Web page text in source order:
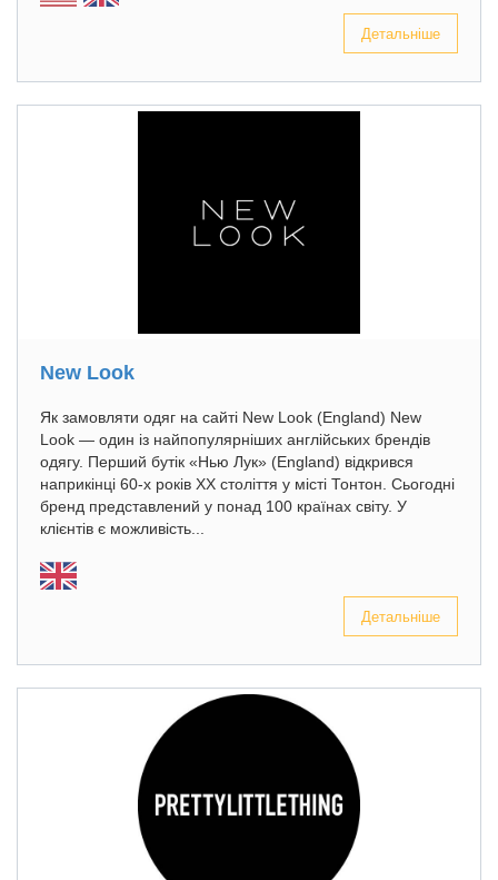
Детальніше
New Look
Як замовляти одяг на сайті New Look (England) New
Look — один із найпопулярніших англійських брендів
одягу. Перший бутік «Нью Лук» (England) відкрився
наприкінці 60-х років XX століття у місті Тонтон. Сьогодні
бренд представлений у понад 100 країнах світу. У
клієнтів є можливість...
Детальніше